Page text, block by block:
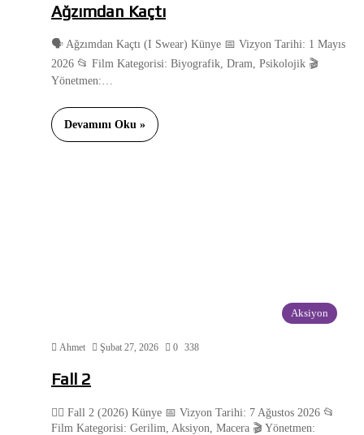
Ağzımdan Kaçtı
🗣️ Ağzımdan Kaçtı (I Swear) Künye 📅 Vizyon Tarihi: 1 Mayıs
2026 📂 Film Kategorisi: Biyografik, Dram, Psikolojik 🎬
Yönetmen:…
Devamını Oku »
Aksiyon
Ahmet Şubat 27, 2026 0 338
Fall 2
🧗‍♂️ Fall 2 (2026) Künye 📅 Vizyon Tarihi: 7 Ağustos 2026 📂
Film Kategorisi: Gerilim, Aksiyon, Macera 🎬 Yönetmen: